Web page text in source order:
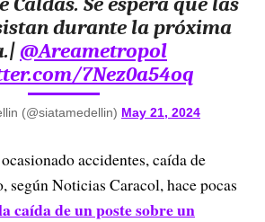
durante la próxima
@Areametropol
7Nez0a54oq
(@siatamedellin) May 21, 2024
accidentes, caída de
según Noticias Caracol, hace pocas
caída de un poste sobre un